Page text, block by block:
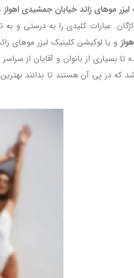
موهای زائد خیابان جمشیدی اهواز
عبارات کلیدی را به درستی و
و یا لوکیشن کلینیک لیزر موهای
از بانوان و آقایان از
که در پی آن هستند تا بدانند